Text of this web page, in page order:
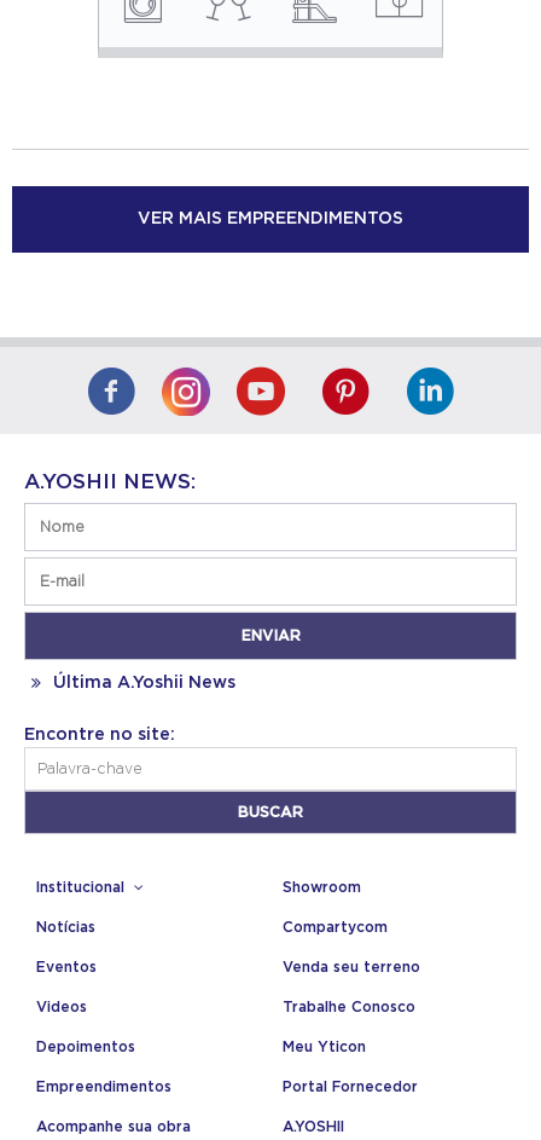
VER MAIS EMPREENDIMENTOS
A.YOSHII NEWS:
Última A.Yoshii News
Encontre no site:
Institucional
Notícias
Eventos
Videos
Depoimentos
Empreendimentos
Acompanhe sua obra
Showroom
Compartycom
Venda seu terreno
Trabalhe Conosco
Meu Yticon
Portal Fornecedor
A.YOSHII